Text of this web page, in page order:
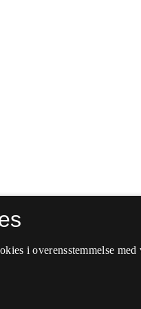
i overensstemmelse